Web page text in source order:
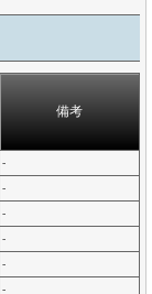
備考
-
-
-
-
-
-